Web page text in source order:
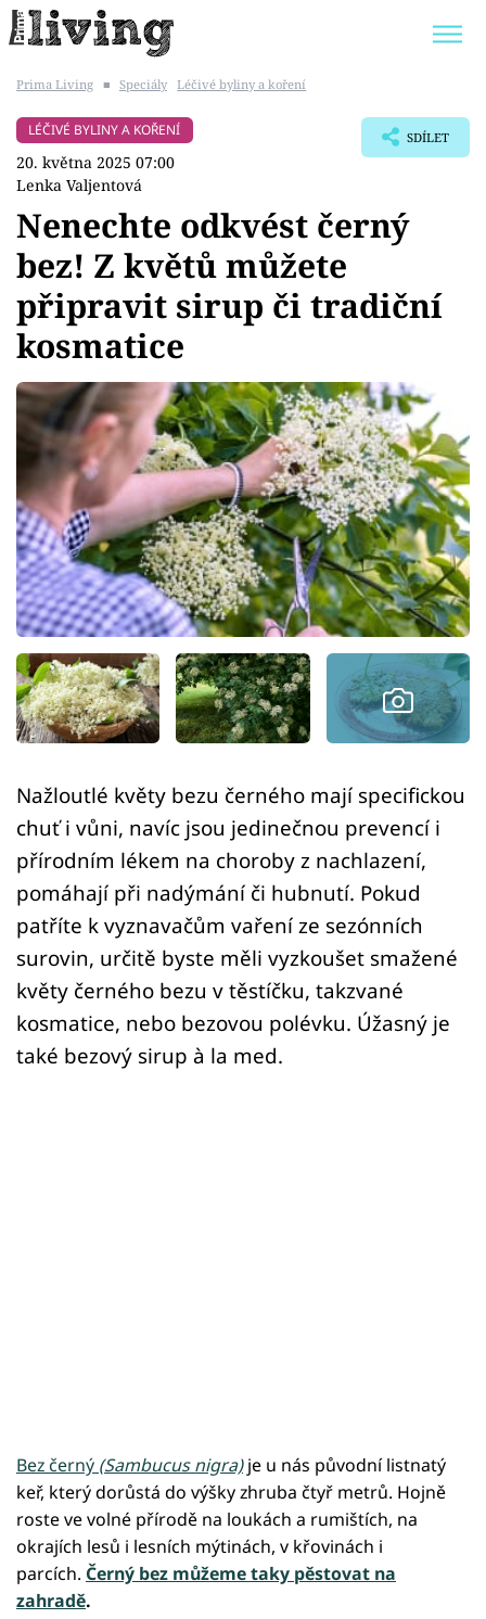
BYDLENÍ SLAVNÝCH
ZAHRADA
Témata
Bydlení
Zahrada
Design
Sledujte prima+
Přihlášení
Sledujte nás
Prima Living ■ Speciály Léčivé byliny a koření
LÉČIVÉ BYLINY A KOŘENÍ
20. května 2025 07:00
Lenka Valjentová
SDÍLET
Nenechte odkvést černý
bez! Z květů můžete
připravit sirup či tradiční
kosmatice
Nažloutlé květy bezu černého mají specifickou
chuť i vůni, navíc jsou jedinečnou prevencí i
přírodním lékem na choroby z nachlazení,
pomáhají při nadýmání či hubnutí. Pokud
patříte k vyznavačům vaření ze sezónních
surovin, určitě byste měli vyzkoušet smažené
květy černého bezu v těstíčku, takzvané
kosmatice, nebo bezovou polévku. Úžasný je
také bezový sirup à la med.
Bez černý (Sambucus nigra)je u nás původní listnatý
keř, který dorůstá do výšky zhruba čtyř metrů. Hojně
roste ve volné přírodě na loukách a rumištích, na
okrajích lesů i lesních mýtinách, v křovinách i
parcích. Černý bez můžeme taky pěstovat na
zahradě.